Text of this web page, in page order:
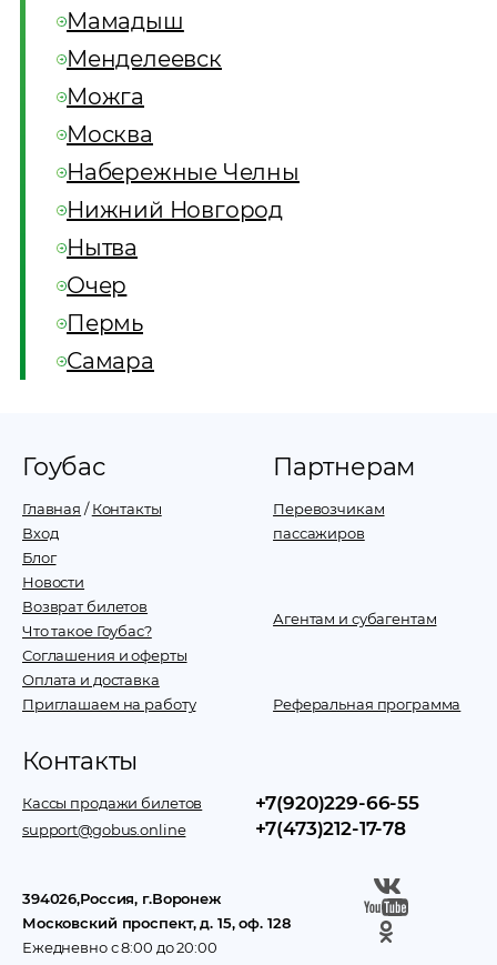
Мамадыш
Менделеевск
Можга
Москва
Набережные Челны
Нижний Новгород
Нытва
Очер
Пермь
Самара
Гоубас
Главная /Контакты
Вход
Блог
Новости
Возврат билетов
Что такое Гоубас?
Соглашения и оферты
Оплата и доставка
Приглашаем на работу
Партнерам
Перевозчикам
пассажиров
Агентам и субагентам
Реферальная программа
Контакты
Кассы продажи билетов
support@gobus.online
+7(920)229-66-55
+7(473)212-17-78
394026,Россия, г.Воронеж
Московский проспект, д. 15, оф. 128
Ежедневно с 8:00 до 20:00